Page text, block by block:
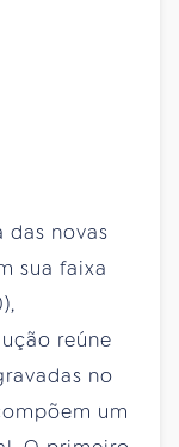
das novas
sua faixa
reúne
no
um